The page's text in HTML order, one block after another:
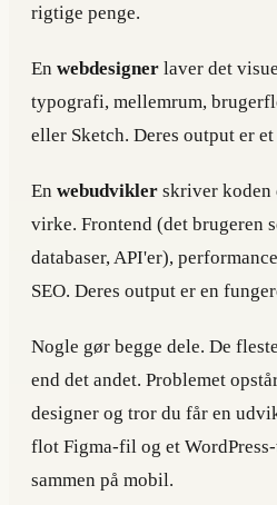
rigtige penge.
En webdesigner laver det
typografi, mellemrum,
eller Sketch. Deres output er
En webudvikler skriver koden
virke. Frontend (det brugeren
databaser, API'er),
SEO. Deres output er en
Nogle gør begge dele. De
end det andet. Problemet
designer og tror du får en
flot Figma-fil og et
sammen på mobil.